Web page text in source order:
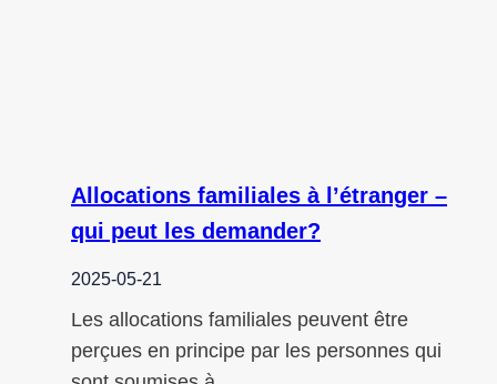
Allocations familiales à l’étranger –
qui peut les demander?
2025-05-21
Les allocations familiales peuvent être
perçues en principe par les personnes qui